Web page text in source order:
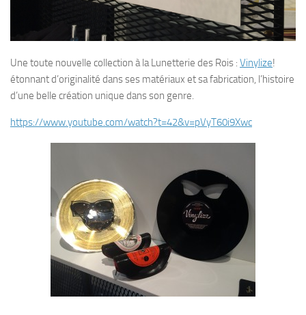
Une toute nouvelle collection à la Lunetterie des Rois : Vinylize!
étonnant d’originalité dans ses matériaux et sa fabrication, l’histoire
d’une belle création unique dans son genre.
https://www.youtube.com/watch?t=42&v=pVyT60i9Xwc